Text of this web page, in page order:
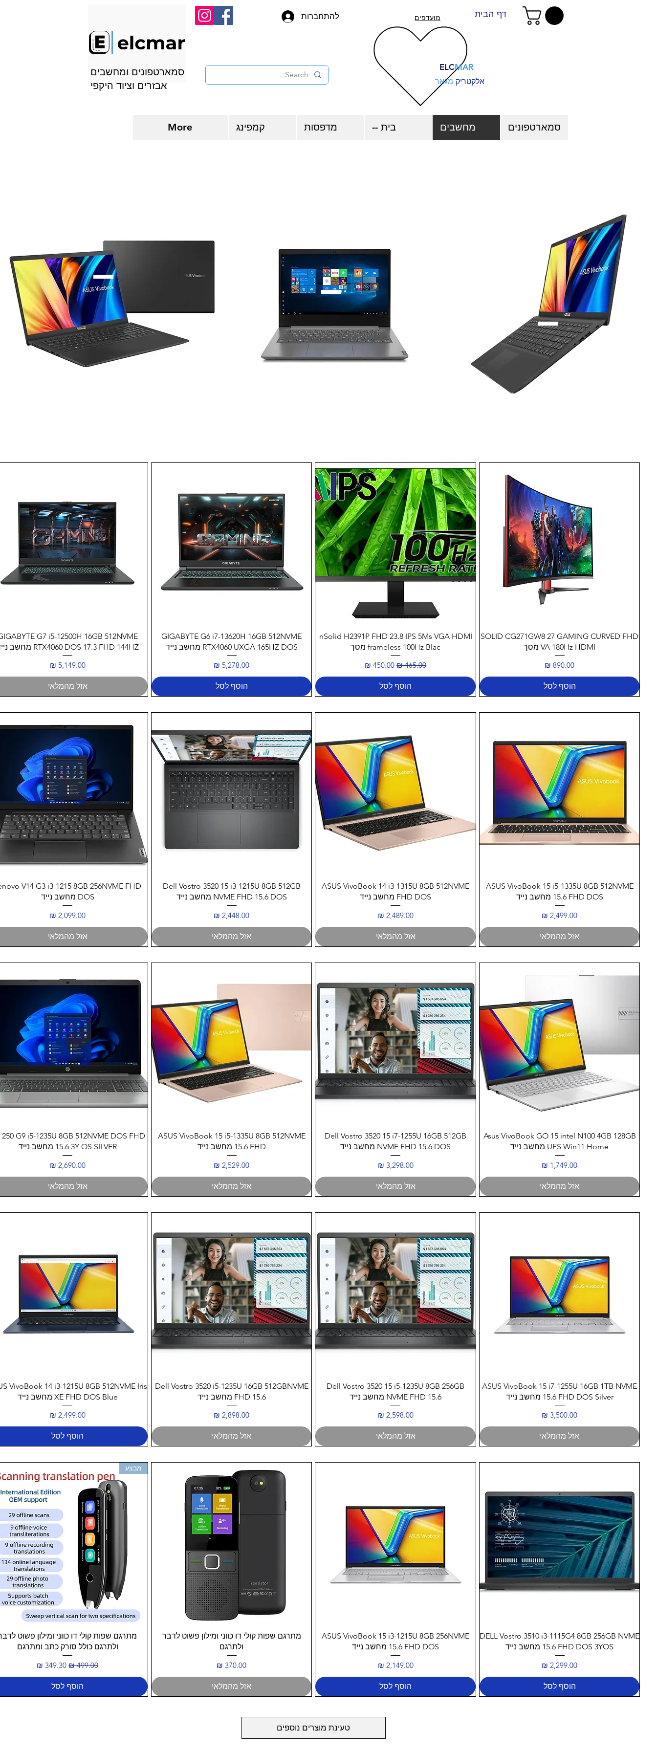
סמארטפונים ומחשבים
אבזרים וציוד היקפי
להתחברות מועדפים דף הבית
ELCMAR
אלקטריק מגאר
סמארטפונים מחשבים בית -- מדפסות קמפינג More
תצוגה מהירה
SOLID CG271GW8 27 GAMING CURVED FHD
VA 180Hz HDMI מסך
מחיר
הוסף לסל
תצוגה מהירה
nSolid H2391P FHD 23.8 IPS 5Ms VGA HDMI
frameless 100Hz Blac מסך
מחיר רגיל‏465.00 ‏₪ מחיר מבצע
הוסף לסל
תצוגה מהירה
GIGABYTE G6 i7-13620H 16GB 512NVME
RTX4060 UXGA 165HZ DOS מחשב נייד
מחיר
הוסף לסל
תצוגה מהירה
G7 i5-12500H 16GB 512NVME
RTX4060 DOS 17.3 FHD 144HZ מחשב נייד
מחיר‏5,149.00 ‏₪
אזל מהמלאי
תצוגה מהירה
ASUS VivoBook 15 i5-1335U 8GB 512NVME
15.6 FHD DOS מחשב נייד
מחיר
אזל מהמלאי
תצוגה מהירה
ASUS VivoBook 14 i3-1315U 8GB 512NVME
FHD DOS מחשב נייד
מחיר‏2,489.00 ‏₪
אזל מהמלאי
תצוגה מהירה
Dell Vostro 3520 15 i3-1215U 8GB 512GB
NVME FHD 15.6 DOS מחשב נייד
מחיר
אזל מהמלאי
תצוגה מהירה
V14 G3 i3-1215 8GB 256NVME FHD
DOS מחשב נייד
מחיר‏2,099.00 ‏₪
אזל מהמלאי
תצוגה מהירה
Asus VivoBook GO 15 intel N100 4GB 128GB
UFS Win11 Home מחשב נייד
מחיר
אזל מהמלאי
תצוגה מהירה
Dell Vostro 3520 15 i7-1255U 16GB 512GB
NVME FHD 15.6 DOS מחשב נייד
מחיר‏3,298.00 ‏₪
אזל מהמלאי
תצוגה מהירה
ASUS VivoBook 15 i5-1335U 8GB 512NVME
15.6 FHD מחשב נייד
מחיר
אזל מהמלאי
תצוגה מהירה
250 G9 i5-1235U 8GB 512NVME DOS FHD
15.6 3Y OS SILVER מחשב נייד
מחיר‏2,690.00 ‏₪
אזל מהמלאי
תצוגה מהירה
ASUS VivoBook 15 i7-1255U 16GB 1TB NVME
15.6 FHD DOS Silver מחשב נייד
מחיר
אזל מהמלאי
תצוגה מהירה
Dell Vostro 3520 15 i5-1235U 8GB 256GB
NVME FHD 15.6 מחשב נייד
מחיר‏2,598.00 ‏₪
אזל מהמלאי
תצוגה מהירה
Dell Vostro 3520 i5-1235U 16GB 512GBNVME
FHD 15.6 מחשב נייד
מחיר
אזל מהמלאי
תצוגה מהירה
VivoBook 14 i3-1215U 8GB 512NVME Iris
XE FHD DOS Blue מחשב נייד
מחיר‏2,499.00 ‏₪
הוסף לסל
תצוגה מהירה
DELL Vostro 3510 i3-1115G4 8GB 256GB NVME
15.6 FHD DOS 3YOS מחשב נייד
מחיר
הוסף לסל
תצוגה מהירה
ASUS VivoBook 15 i3-1215U 8GB 256NVME
15.6 FHD DOS מחשב נייד
מחיר‏2,149.00 ‏₪
הוסף לסל
תצוגה מהירה
מתרגם שפות קולי דו כווני ומילון פשוט לדבר
ולתרגם
מחיר
אזל מהמלאי
תצוגה מהירה
מבצע
מתרגם שפות קולי דו כווני ומילון פשוט
ולתרגם כולל סורק כתב ומתרגם
מחיר רגיל‏499.00 ‏₪ מחיר מבצע
הוסף לסל
טעינת מוצרים נוספים